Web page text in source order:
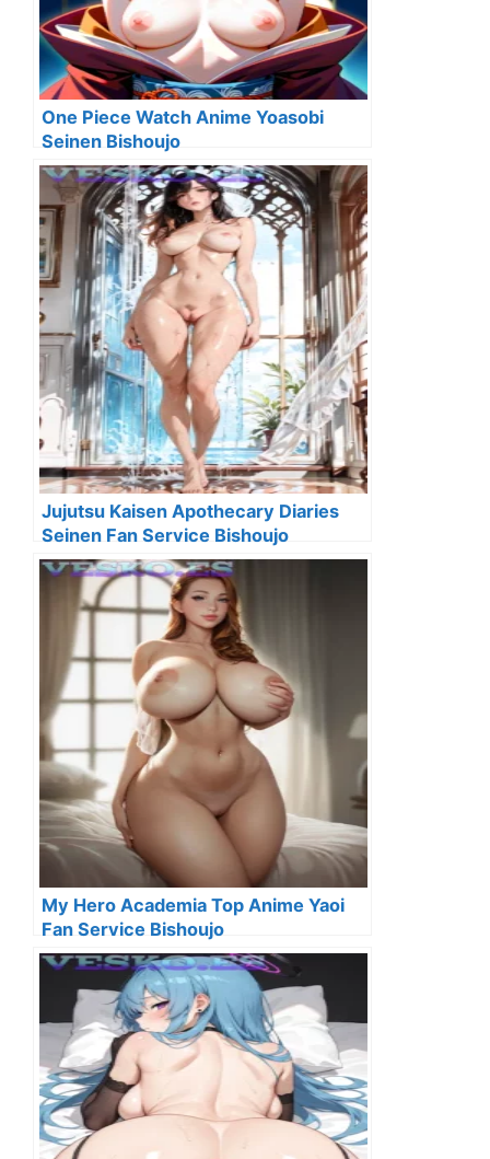
One Piece Watch Anime Yoasobi
Seinen Bishoujo
Jujutsu Kaisen Apothecary Diaries
Seinen Fan Service Bishoujo
My Hero Academia Top Anime Yaoi
Fan Service Bishoujo